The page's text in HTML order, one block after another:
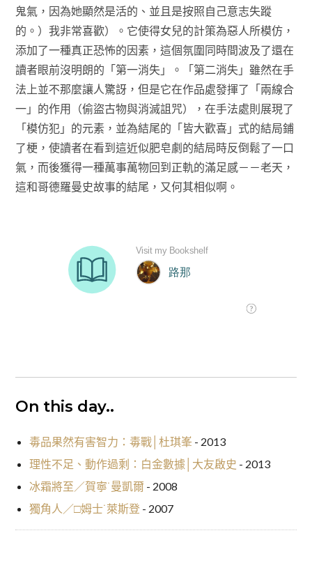
鬼氣，因為她顯然是活的、並且是按照自己意志失蹤
的。）我非常喜歡）。它使得女兒的計策為惡人所模仿，
添加了一種真正恐怖的因素，這個氛圍同時間波及了還在
讀者眼前沒明朗的「第一消失」。「第二消失」雖然在手
法上並不那麼讓人驚訝，但是它在作品處發揮了「兩線合
一」的作用（偷盜古物與消滅詛咒），在手法處則展現了
「模仿犯」的元素，並為結尾的「皆大歡喜」式的結局鋪
了梗，使讀者在看到這近似肥皂劇的結局時反倒鬆了一口
氣，而後獲得一種萬事萬物回到正軌的滿足感－－老天，
這和哥德羅曼史故事的結尾，又何其相似啊。
On this day..
毒品果然有害智力：毒戰│杜琪峯- 2013
理性不足、動作過剩：白金數據│大友啟史 - 2013
冰霜將至／賀寧˙曼凱爾- 2008
獨角人／□姆士˙萊斯登- 2007